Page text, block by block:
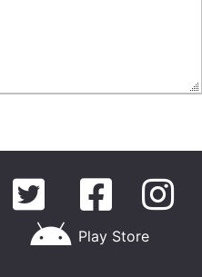
Play Store